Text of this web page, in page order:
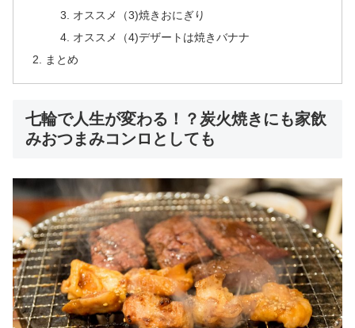
オススメ（3)焼きおにぎり
オススメ（4)デザートは焼きバナナ
まとめ
七輪で人生が変わる！？炭火焼きにも家飲
みおつまみコンロとしても